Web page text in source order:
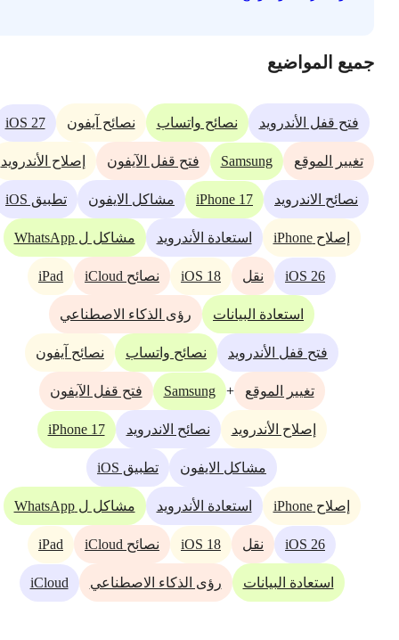
جميع المواضيع
فتح قفل الأندرويد نصائح واتساب نصائح آيفون iOS 27
تغيير الموقع Samsung فتح قفل الآيفون إصلاح الأندرويد
نصائح الاندرويد iPhone 17 مشاكل الايفون تطبيق iOS
إصلاح iPhone استعادة الأندرويد مشاكل ل WhatsApp
iOS 26 نقل iOS 18 نصائح iCloud iPad
استعادة البيانات رؤى الذكاء الاصطناعي
فتح قفل الأندرويد نصائح واتساب نصائح آيفون
تغيير الموقع +
Samsung فتح قفل الآيفون
إصلاح الأندرويد نصائح الاندرويد iPhone 17
مشاكل الايفون تطبيق iOS
إصلاح iPhone استعادة الأندرويد مشاكل ل WhatsApp
iOS 26 نقل iOS 18 نصائح iCloud iPad
استعادة البيانات رؤى الذكاء الاصطناعي iCloud